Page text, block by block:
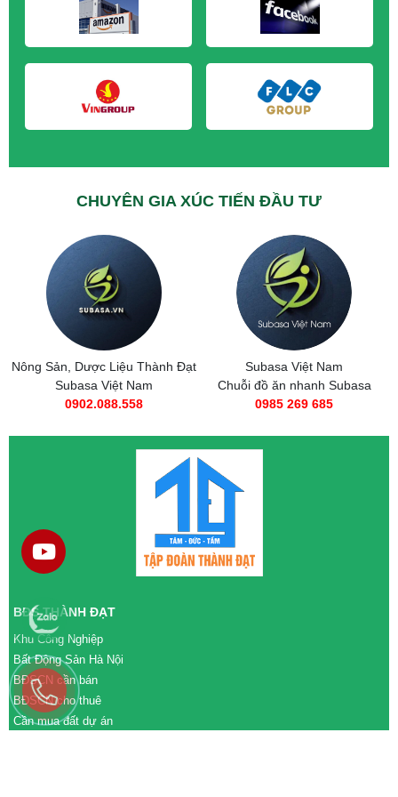
M&A CẦN MUA tại Hưng Yên
M&A CẦN MUA tại Quảng Ninh
CHUYÊN GIA XÚC TIẾN ĐẦU TƯ
Nông Sản, Dược Liệu Thành Đạt
Subasa Việt Nam
0902.088.558
Subasa Việt Nam
Chuỗi đồ ăn nhanh Subasa
0985 269 685
BĐS THÀNH ĐẠT
Khu Công Nghiệp
Bất Động Sản Hà Nội
BĐSCN cần bán
BĐSCN cho thuê
Cần mua đất dự án